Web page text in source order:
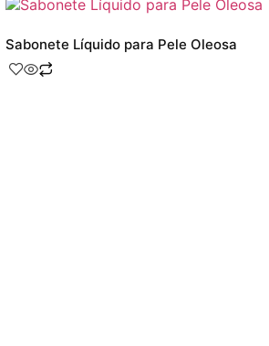
Sabonete Líquido para Pele Oleosa